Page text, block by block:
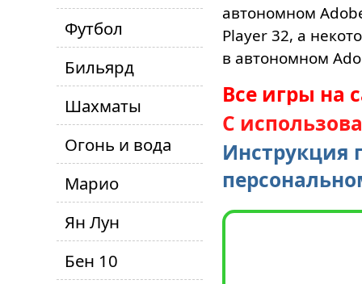
Футбол
Бильярд
Шахматы
Огонь и вода
Марио
Ян Лун
Бен 10
автономном
Player 32, а
в автономном
Все игры на
С
Инструкция